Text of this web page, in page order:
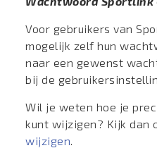
Voor gebruikers van
mogelijk zelf hun
naar een gewenst
bij de
Wil je weten hoe je
kunt wijzigen? Kijk dan
wijzigen.